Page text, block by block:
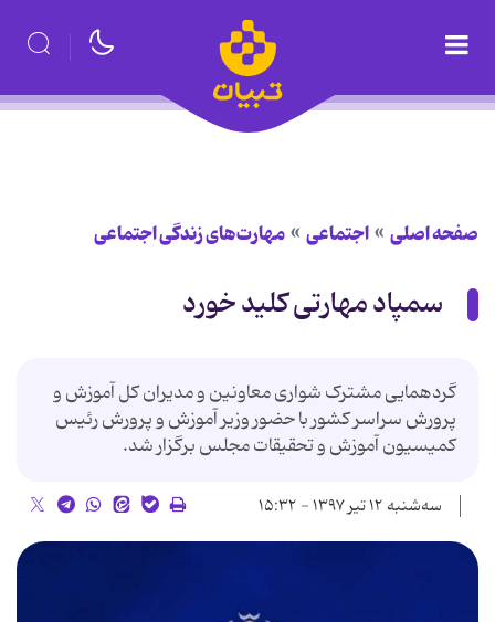
صفحه اصلی اجتماعی مهارت‌های زندگی اجتماعی
سمپاد مهارتی کلید خورد
گردهمایی مشترک شواری معاونین و مدیران کل آموزش و
پرورش سراسر کشور با حضور وزیر آموزش و پرورش رئیس
کمیسیون آموزش و تحقیقات مجلس برگزار شد.
سه‌شنبه ۱۲ تیر ۱۳۹۷ - ۱۵:۳۲